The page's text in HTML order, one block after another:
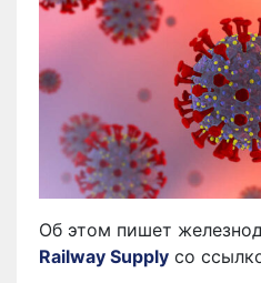
Об этом пишет
Railway Supply со